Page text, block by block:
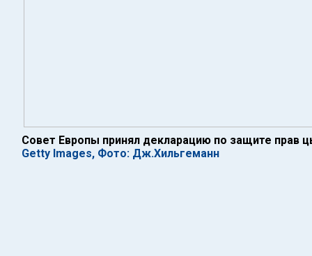
Совет Европы принял декларацию по защите прав
Getty Images, Фото: Дж.Хильгеманн